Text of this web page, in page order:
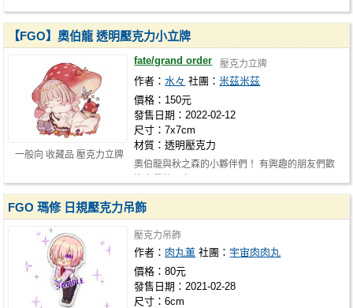
一般向 收藏品 壓克力立牌
【FGO】奧伯龍 透明壓克力小立牌
fate/grand order 壓克力立牌
作者：水々 社團：米茲米茲
價格：150元
發售日期：2022-02-12
尺寸：7x7cm
材質：透明壓克力
奧伯龍與秋之森的小夥伴們！ 有興趣的朋友們歡
FGO 瑪修 日規壓克力吊飾
壓克力吊飾
作者： 肉丸薰 社團： 宇宙肉肉丸
價格：80元
發售日期：2021-02-28
尺寸：6cm